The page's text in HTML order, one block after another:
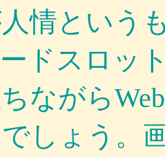
情という
ドスロッ
ちながら
しょう。